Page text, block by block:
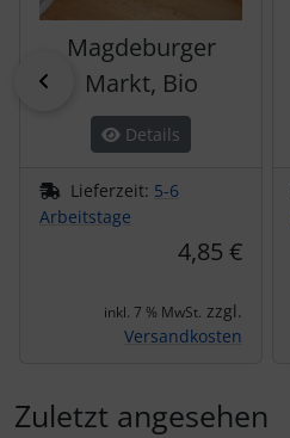
zurück
Magdeburger
Markt, Bio
Details
Lieferzeit: 5-6
Arbeitstage
4,85 €
inkl. 7 % MwSt. zzgl.
Versandkosten
Zuletzt angesehen